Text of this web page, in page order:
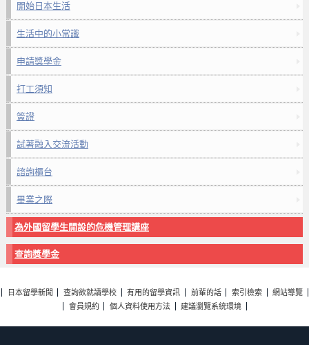
開始日本生活
生活中的小常識
申請獎學金
打工須知
簽證
試著融入交流活動
諮詢櫃台
畢業之際
為外國留學生開設的危機管理講座
查詢獎學金
日本留學新聞 查詢欲就讀學校 有用的留學資訊 前輩的話 索引檢索
網站導覽
會員規約
個人資料使用方法 建議瀏覽系統環境